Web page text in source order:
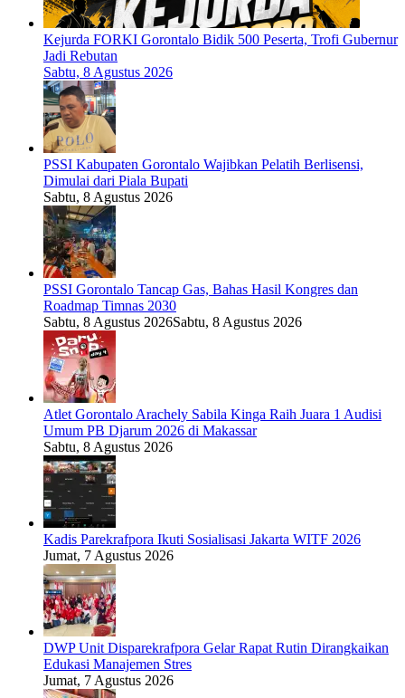
Kejurda FORKI Gorontalo Bidik 500 Peserta, Trofi Gubernur
Jadi Rebutan
Sabtu, 8 Agustus 2026
PSSI Kabupaten Gorontalo Wajibkan Pelatih Berlisensi,
Dimulai dari Piala Bupati
Sabtu, 8 Agustus 2026
PSSI Gorontalo Tancap Gas, Bahas Hasil Kongres dan
Roadmap Timnas 2030
Sabtu, 8 Agustus 2026Sabtu, 8 Agustus 2026
Atlet Gorontalo Arachely Sabila Kinga Raih Juara 1 Audisi
Umum PB Djarum 2026 di Makassar
Sabtu, 8 Agustus 2026
Kadis Parekrafpora Ikuti Sosialisasi Jakarta WITF 2026
Jumat, 7 Agustus 2026
DWP Unit Disparekrafpora Gelar Rapat Rutin Dirangkaikan
Edukasi Manajemen Stres
Jumat, 7 Agustus 2026